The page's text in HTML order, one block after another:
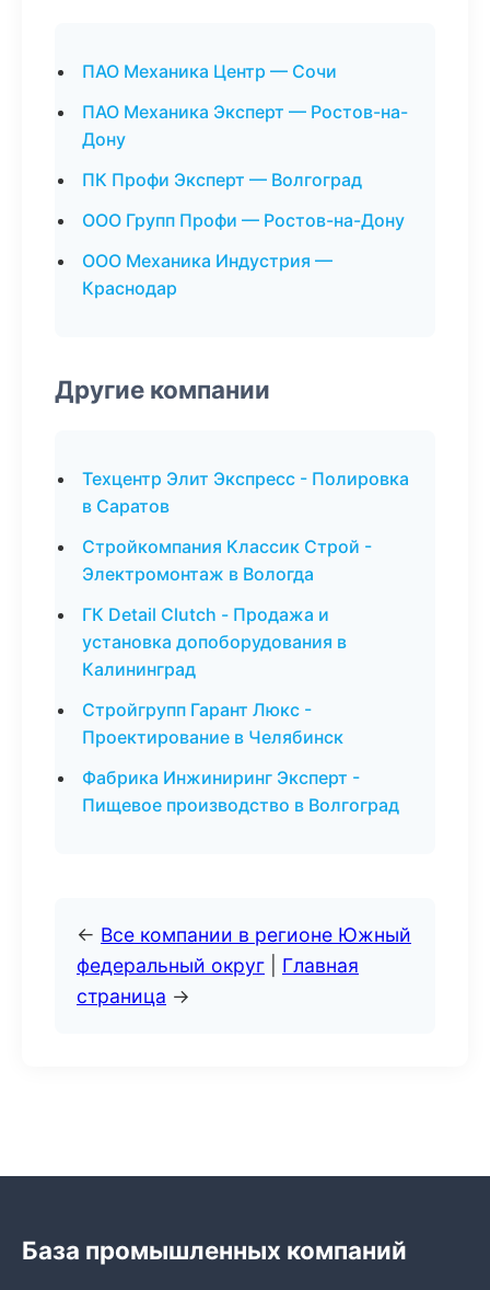
ПАО Механика Центр — Сочи
ПАО Механика Эксперт — Ростов-на-
Дону
ПК Профи Эксперт — Волгоград
ООО Групп Профи — Ростов-на-Дону
ООО Механика Индустрия —
Краснодар
Другие компании
Техцентр Элит Экспресс - Полировка
в Саратов
Стройкомпания Классик Строй -
Электромонтаж в Вологда
ГК Detail Clutch - Продажа и
установка допоборудования в
Калининград
Стройгрупп Гарант Люкс -
Проектирование в Челябинск
Фабрика Инжиниринг Эксперт -
Пищевое производство в Волгоград
← Все компании в регионе Южный
федеральный округ
Главная
страница →
База промышленных компаний